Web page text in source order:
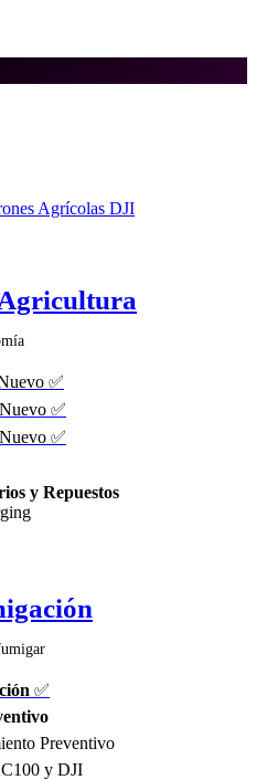
Agrícolas DJI
✅
Nuevo ✅
Nuevo ✅
y Repuestos
✅
Preventivo
y DJI